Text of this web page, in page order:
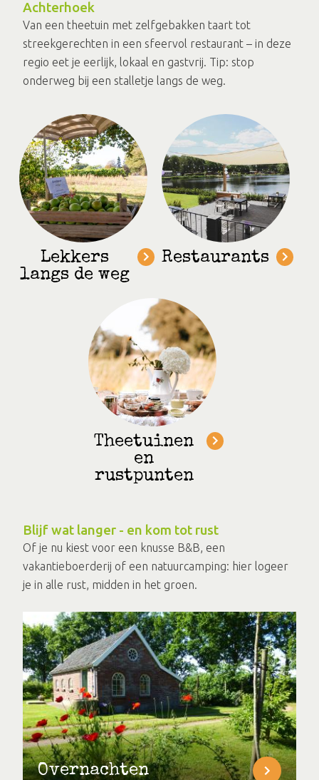
Achterhoek
Van een theetuin met zelfgebakken taart tot
streekgerechten in een sfeervol restaurant – in deze
regio eet je eerlijk, lokaal en gastvrij. Tip: stop
onderweg bij een stalletje langs de weg.
Lekkers
langs de weg
Restaurants
Theetuinen
en
rustpunten
Blijf wat langer - en kom tot rust
Of je nu kiest voor een knusse B&B, een
vakantieboerderij of een natuurcamping: hier logeer
je in alle rust, midden in het groen.
Overnachten